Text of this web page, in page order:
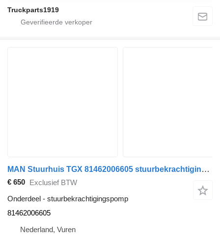
Truckparts1919
MAN Stuurhuis TGX 81462006605 stuurbekrachtigingspomp voor vrachtwagen
€ 650 Exclusief BTW
Onderdeel - stuurbekrachtigingspomp
81462006605
Nederland, Vuren